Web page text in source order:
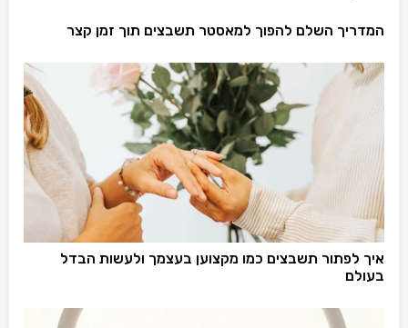
המדריך השלם להפוך למאסטר תשבצים תוך זמן קצר
איך לפתור תשבצים כמו מקצוען בעצמך ולעשות הבדל
בעולם